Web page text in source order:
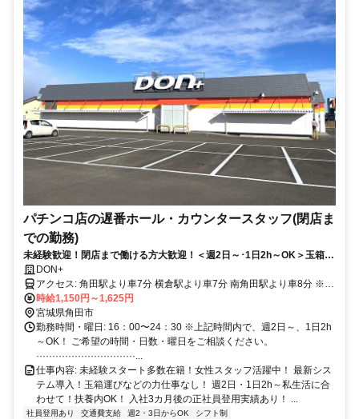
パチンコ店の遅番ホール・カウンタースタッフ(閉店ま
での勤務)
未経験歓迎！閉店まで働ける方大歓迎！＜週2日～･1日2h～OK＞玉箱運
びなし！車・バイク通勤OK★扶養内可◎女性スタッフ多数活躍中★
DON+
アクセス: 角田駅より車7分 横倉駅より車7分 南角田駅より車8分 ※
車・バイク通勤OK
時給1,150円～1,625円
宮城県角田市
勤務時間・曜日: 16：00〜24：30 ※上記時間内で、週2日～、1日2h
～OK！ ご希望の時間・日数・曜日をご相談ください。
·······························...
仕事内容: 未経験スタート多数在籍！女性スタッフ活躍中！ 最新シス
テム導入！玉箱運びなどの力仕事なし！ 週2日・1日2h～私生活に合
わせて！扶養内OK！ 入社3カ月後の正社員登用実績あり！ ...
社員登用あり 交通費支給 週2・3日からOK シフト制